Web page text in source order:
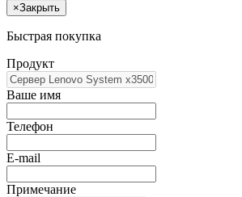
×Закрыть
Быстрая покупка
Продукт
Ваше имя
Телефон
E-mail
Примечание